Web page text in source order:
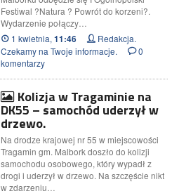
Festiwal ?Natura ? Powrót do korzeni?.
Wydarzenie połączy…
1 kwietnia, 11:46
Redakcja.
Czekamy na Twoje informacje.
0
komentarzy
Kolizja w Tragaminie na
DK55 – samochód uderzył w
drzewo.
Na drodze krajowej nr 55 w miejscowości
Tragamin gm. Malbork doszło do kolizji
samochodu osobowego, który wypadł z
drogi i uderzył w drzewo. Na szczęście nikt
w zdarzeniu…